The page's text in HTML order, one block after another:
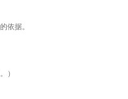
依据。
）